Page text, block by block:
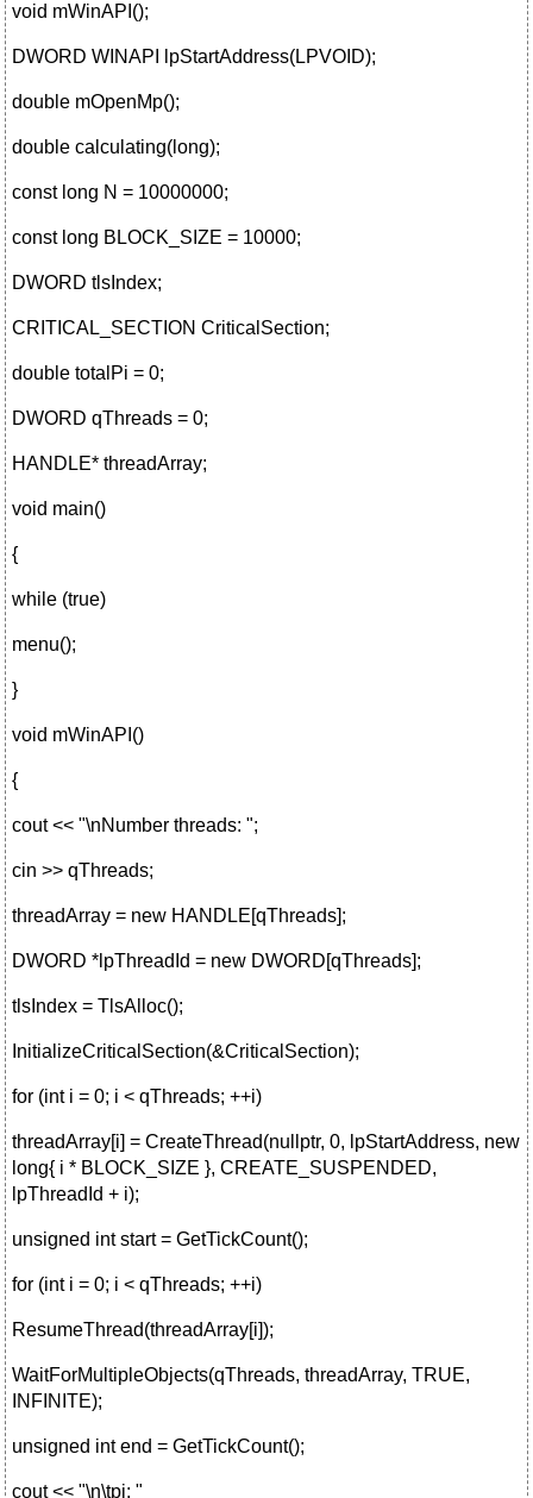
void mWinAPI();
DWORD WINAPI lpStartAddress(LPVOID);
double mOpenMp();
double calculating(long);
const long N = 10000000;
const long BLOCK_SIZE = 10000;
DWORD tlsIndex;
CRITICAL_SECTION CriticalSection;
double totalPi = 0;
DWORD qThreads = 0;
HANDLE* threadArray;
void main()
{
while (true)
menu();
}
void mWinAPI()
{
cout << "\nNumber threads: ";
cin >> qThreads;
threadArray = new HANDLE[qThreads];
DWORD *lpThreadId = new DWORD[qThreads];
tlsIndex = TlsAlloc();
InitializeCriticalSection(&CriticalSection);
for (int i = 0; i < qThreads; ++i)
threadArray[i] = CreateThread(nullptr, 0, lpStartAddress, new
long{ i * BLOCK_SIZE }, CREATE_SUSPENDED,
lpThreadId + i);
unsigned int start = GetTickCount();
for (int i = 0; i < qThreads; ++i)
ResumeThread(threadArray[i]);
WaitForMultipleObjects(qThreads, threadArray, TRUE,
INFINITE);
unsigned int end = GetTickCount();
cout << "\n\tpi: "